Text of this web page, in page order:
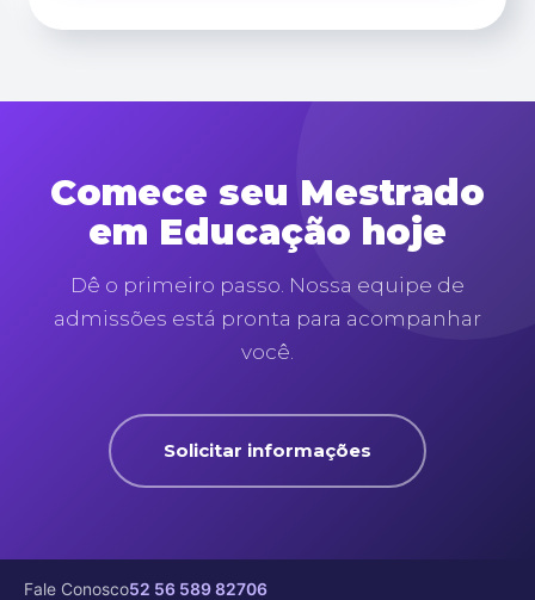
Comece seu Mestrado
em Educação hoje
Dê o primeiro passo. Nossa equipe de
admissões está pronta para acompanhar
você.
Solicitar informações
Fale Conosco52 56 589 82706